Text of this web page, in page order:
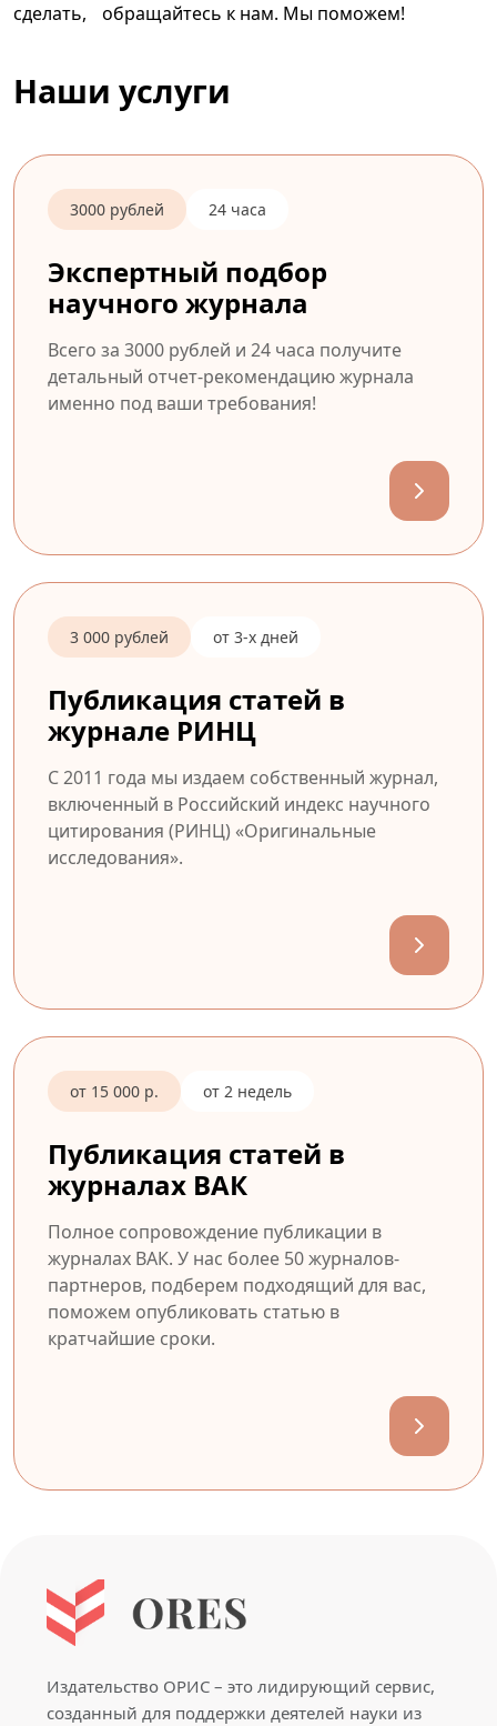
сделать, обращайтесь к нам. Мы поможем!
Наши услуги
3000 рублей 24 часа
Экспертный подбор
научного журнала
Всего за 3000 рублей и 24 часа получите
детальный отчет-рекомендацию журнала
именно под ваши требования!
3 000 рублей от 3-х дней
Публикация статей в
журнале РИНЦ
С 2011 года мы издаем собственный журнал,
включенный в Российский индекс научного
цитирования (РИНЦ) «Оригинальные
исследования».
от 15 000 р. от 2 недель
Публикация статей в
журналах ВАК
Полное сопровождение публикации в
журналах ВАК. У нас более 50 журналов-
партнеров, подберем подходящий для вас,
поможем опубликовать статью в
кратчайшие сроки.
Издательство ОРИС – это лидирующий сервис,
созданный для поддержки деятелей науки из